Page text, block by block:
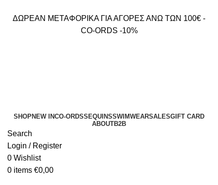
ΔΩΡΕΑΝ ΜΕΤΑΦΟΡΙΚΑ ΓΙΑ ΑΓΟΡΕΣ ΑΝΩ ΤΩΝ 100€ -
CO-ORDS -10%
SHOPNEW INCO-ORDSSEQUINSSWIMWEARSALESGIFT CARD
ABOUTB2B
Search
Login / Register
0 Wishlist
0 items €0,00